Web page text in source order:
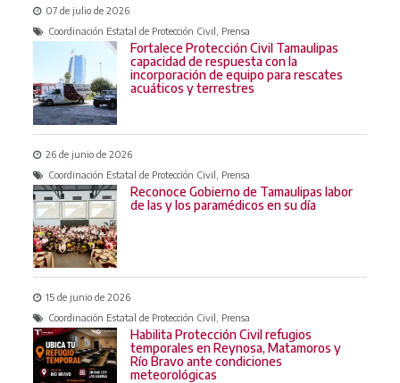
07 de julio de 2026
Coordinación Estatal de Protección Civil, Prensa
Fortalece Protección Civil Tamaulipas
capacidad de respuesta con la
incorporación de equipo para rescates
acuáticos y terrestres
26 de junio de 2026
Coordinación Estatal de Protección Civil, Prensa
Reconoce Gobierno de Tamaulipas labor
de las y los paramédicos en su día
15 de junio de 2026
Coordinación Estatal de Protección Civil, Prensa
Habilita Protección Civil refugios
temporales en Reynosa, Matamoros y
Río Bravo ante condiciones
meteorológicas